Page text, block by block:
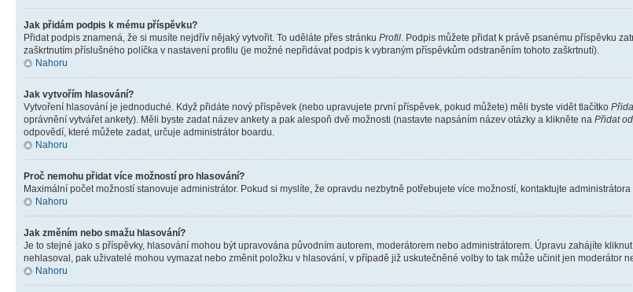
Jak přidám podpis k mému příspěvku?
Přidat podpis znamená, že si musíte nejdřív nějaký vytvořit. To uděláte přes stránku Profil . Podpis můžete přidat k právě psanému příspěvku
zaškrtnutím příslušného políčka v nastavení profilu (je možné nepřidávat podpis k vybraným příspěvkům odstraněním tohoto zaškrtnutí).
Nahoru
Jak vytvořím hlasování?
Vytvoření hlasování je jednoduché. Když přidáte nový příspěvek (nebo upravujete první příspěvek, pokud můžete) měli byste vidět tlačítko
oprávnění vytvářet ankety). Měli byste zadat název ankety a pak alespoň dvě možnosti (nastavte napsáním název otázky a klikněte na Přidat
odpovědí, které můžete zadat, určuje administrátor boardu.
Nahoru
Proč nemohu přidat více možností pro hlasování?
Maximální počet možností stanovuje administrátor. Pokud si myslíte, že opravdu nezbytně potřebujete více možností, kontaktujte administrátora
Nahoru
Jak změním nebo smažu hlasování?
Je to stejné jako s příspěvky, hlasování mohou být upravována původním autorem, moderátorem nebo administrátorem. Úpravu zahájíte
nehlasoval, pak uživatelé mohou vymazat nebo změnit položku v hlasování, v případě již uskutečněné volby to tak může učinit jen moderátor
Nahoru